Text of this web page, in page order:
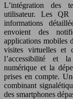
L’intégration des
utilisateur. Les
informations
envoient des
applications mobiles
visites virtuelles et
l’accessibilité et
numérique et la
prises en compte.
combinant
des smartphones